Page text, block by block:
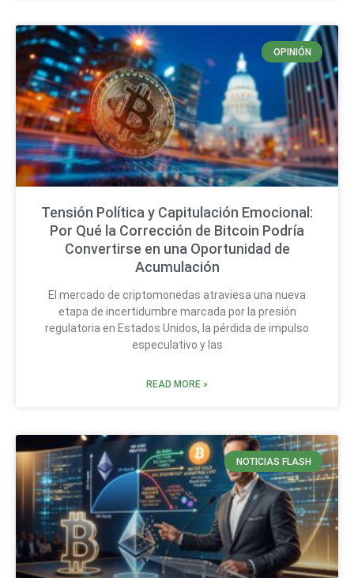
OPINIÓN
Tensión Política y Capitulación Emocional:
Por Qué la Corrección de Bitcoin Podría
Convertirse en una Oportunidad de
Acumulación
El mercado de criptomonedas atraviesa una nueva
etapa de incertidumbre marcada por la presión
regulatoria en Estados Unidos, la pérdida de impulso
especulativo y las
READ MORE »
NOTICIAS FLASH